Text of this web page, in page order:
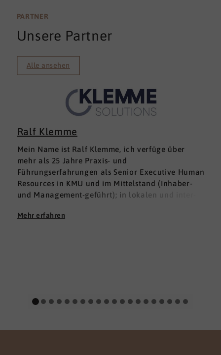
PARTNER
Unsere Partner
Alle ansehen
Ralf Klemme
Mein Name ist Ralf Klemme, ich verfüge über
mehr als 25 Jahre Praxis- und
Führungserfahrungen als Senior Executive Human
Resources in KMU und im Mittelstand (Inhaber-
und Management-geführt); in lokalen und inter­
Erfahrungen fußen auf der Grundlage einer
Menschen stehen seit jeher im Zentrum meines
Kommunikationsfähigkeitverbunden mit einer
Mehr erfahren